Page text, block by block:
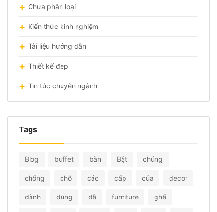
Chưa phân loại
Kiến thức kinh nghiệm
Tài liệu hướng dẫn
Thiết kế đẹp
Tin tức chuyên ngành
Tags
Blog buffet bàn Bật chúng
chống chỗ các cấp của decor
dành dùng dễ furniture ghế